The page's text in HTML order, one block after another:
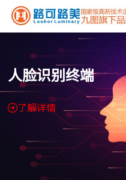
人脸识别终端
了解详情